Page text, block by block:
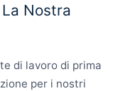
Nostra
di lavoro di prima
per i nostri